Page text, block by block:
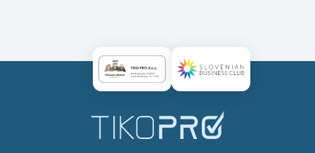
Certificate AAA LogoCertificate SBC Logo